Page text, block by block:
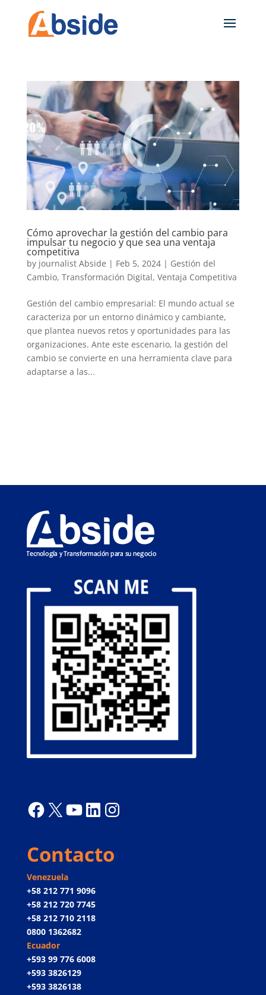
Cómo aprovechar la gestión del cambio para
impulsar tu negocio y que sea una ventaja
competitiva
by journalist Abside | Feb 5, 2024| Gestión del
Cambio, Transformación Digital, Ventaja Competitiva
Gestión del cambio empresarial: El mundo actual se
caracteriza por un entorno dinámico y cambiante,
que plantea nuevos retos y oportunidades para las
organizaciones. Ante este escenario, la gestión del
cambio se convierte en una herramienta clave para
adaptarse a las...
Facebook
X YouTube
LinkedIn
Instagram
Contacto
Venezuela
+58 212 771 9096
+58 212 720 7745
+58 212 710 2118
0800 1362682
Ecuador
+593 99 776 6008
+593 3826129
+593 3826138